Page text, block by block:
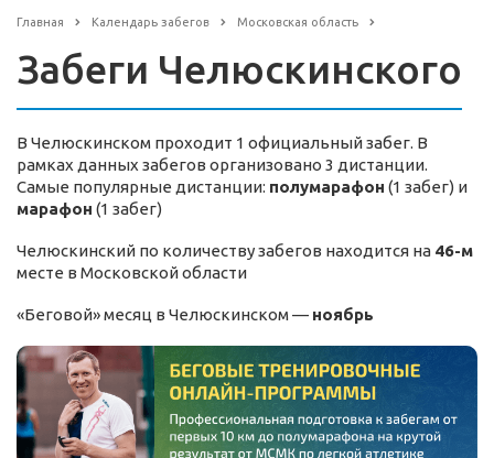
Главная Календарь забегов Московская область
Забеги Челюскинского
В Челюскинском проходит 1 официальный забег. В
рамках данных забегов организовано 3 дистанции.
Самые популярные дистанции: полумарафон (1 забег) и
марафон (1 забег)
Челюскинский по количеству забегов находится на 46-м
месте в Московской области
«Беговой» месяц в Челюскинском — ноябрь